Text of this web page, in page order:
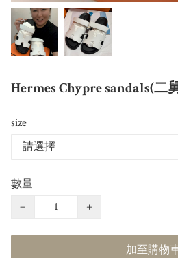
Hermes Chypre sandals(二
size
數量
−
+
加至購物